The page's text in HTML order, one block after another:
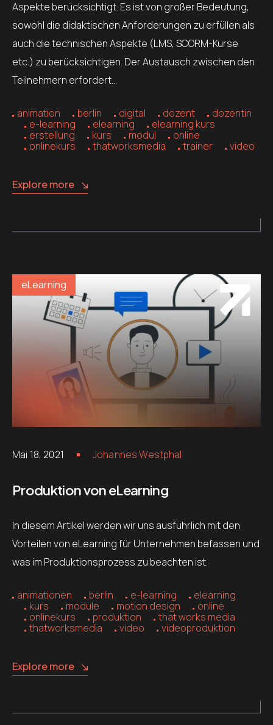
Aspekte berücksichtigt. Es ist von großer Bedeutung,
sowohl die didaktischen Anforderungen zu erfüllen als
auch die technischen Aspekte (LMS, SCORM-Kurse
etc.) zu berücksichtigen. Der Austausch zwischen den
Teilnehmern erfordert…
animation berlin digital dozent
dozentin
e-learning
elearning
elearning kurs
erstellung
kurs modul
online
onlinekurs
thatworksmedia trainer video
Explore more
eLearning
Mai 18, 2021 Johannes Westphal
Produktion von eLearning
In diesem Artikel werden wir uns ausführlich mit den
Vorteilen von eLearning für Unternehmen befassen und
was im Produktionsprozess zu beachten ist.
animationen berlin e-learning
elearning
kurs
module motion design
online
onlinekurs
produktion
that works media
thatworksmedia
video videoproduktion
Explore more